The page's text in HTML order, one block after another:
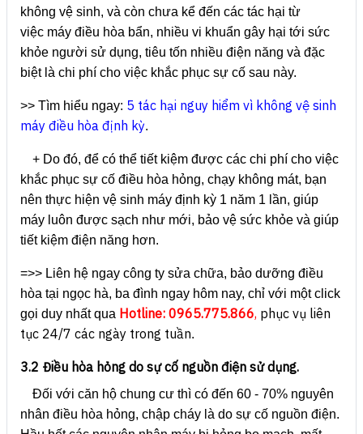
không vệ sinh, và còn chưa kể đến các tác hại từ
việc máy điều hòa bẩn, nhiều vi khuẩn gây hại tới sức
khỏe người sử dụng, tiêu tốn nhiều điện năng và đặc
biệt là chi phí cho việc khắc phục sự cố sau này.
>> Tìm hiểu ngay: 5 tác hại nguy hiểm vì không vệ sinh
máy điều hòa định kỳ.
+ Do đó, để có thể tiết kiệm được các chi phí cho việc
khắc phục sự cố điều hòa hỏng, chạy không mát, bạn
nên thực hiện vệ sinh máy định kỳ 1 năm 1 lần, giúp
máy luôn được sạch như mới, bảo vệ sức khỏe và giúp
tiết kiệm điện năng hơn.
=>> Liên hệ ngay công ty sửa chữa, bảo dưỡng điều
hòa tại ngọc hà, ba đình ngay hôm nay, chỉ với một click
gọi duy nhất qua Hotline: 0965.775.866, phục vụ liên
tục 24/7 các ngày trong tuần.
3.2 Điều hòa hỏng do sự cố nguồn điện sử dụng.
Đối với căn hộ chung cư thì có đến 60 - 70% nguyên
nhân điều hòa hỏng, chập cháy là do sự cố nguồn điện.